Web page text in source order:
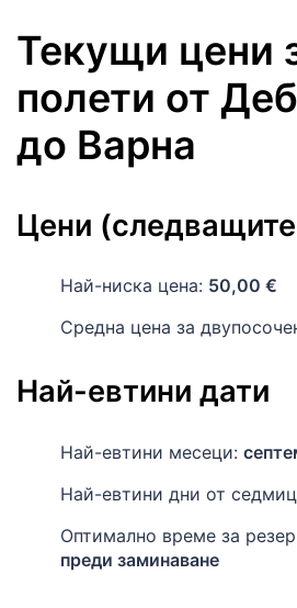
Текущи цени
полети от
до Варна
Цени
Най-ниска цена: 50,00 €
Средна цена за
Най-евтини дати
Най-евтини месеци:
Най-евтини дни от
Оптимално време за
преди заминаване